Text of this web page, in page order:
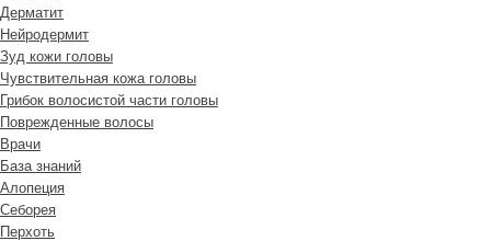
Дерматит
Нейродермит
Зуд кожи головы
Чувствительная кожа головы
Грибок волосистой части головы
Поврежденные волосы
Врачи
База знаний
Алопеция
Себорея
Перхоть